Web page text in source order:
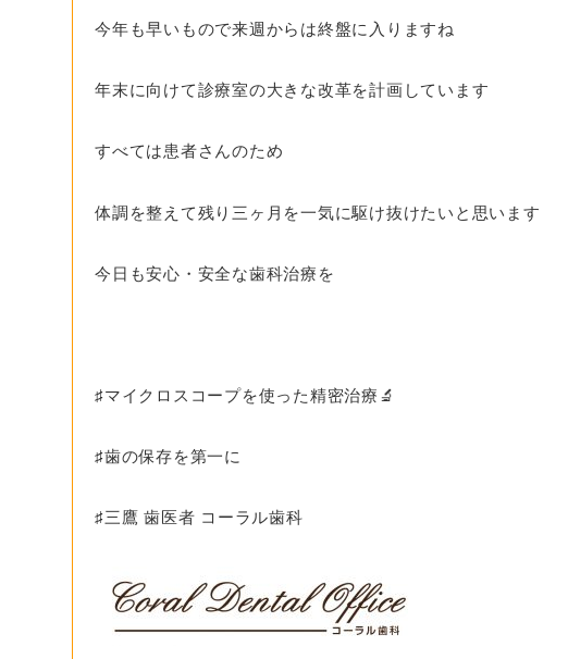
今年も早いもので来週からは終盤に入りますね
年末に向けて診療室の大きな改革を計画しています
すべては患者さんのため
体調を整えて残り三ヶ月を一気に駆け抜けたいと思います
今日も安心・安全な歯科治療を
♯マイクロスコープを使った精密治療🔬
♯歯の保存を第一に
♯三鷹 歯医者 コーラル歯科